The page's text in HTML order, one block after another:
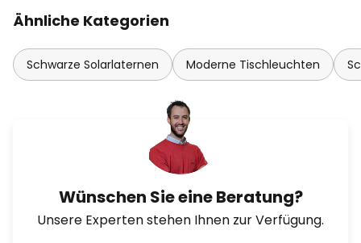
Ähnliche Kategorien
Schwarze Solarlaternen Moderne Tischleuchten
Wünschen Sie eine Beratung?
Unsere Experten stehen Ihnen zur Verfügung.